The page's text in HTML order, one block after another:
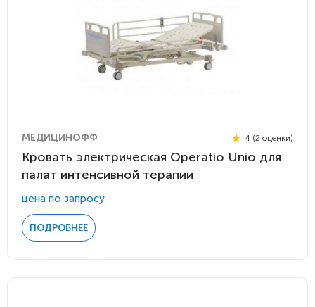
МЕДИЦИНОФФ 4 (2 оценки)
Кровать электрическая Operatio Unio для
палат интенсивной терапии
цена по запросу
ПОДРОБНЕЕ